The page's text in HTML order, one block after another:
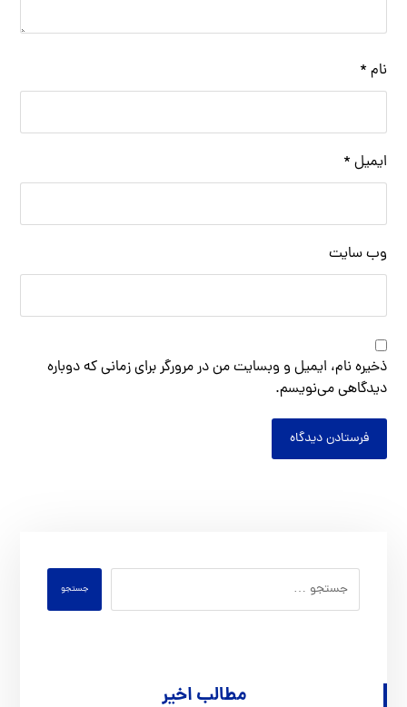
نام *
ایمیل *
وب‌ سایت
ذخیره نام، ایمیل و وبسایت من در مرورگر برای زمانی که دوباره
دیدگاهی می‌نویسم.
فرستادن دیدگاه
جستجو
مطالب اخیر